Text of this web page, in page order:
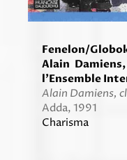
Fenelon/
Alain
l’Ensemble
Alain Damiens,
Adda, 1991
Charisma